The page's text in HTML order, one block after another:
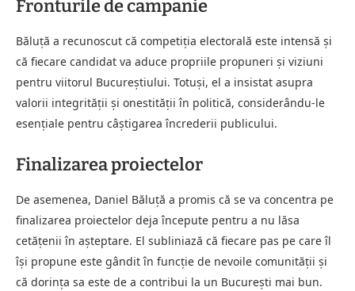
Fronturile de campanie
Băluță a recunoscut că competiția electorală este intensă și
că fiecare candidat va aduce propriile propuneri și viziuni
pentru viitorul Bucureștiului. Totuși, el a insistat asupra
valorii integrității și onestității în politică, considerându-le
esențiale pentru câștigarea încrederii publicului.
Finalizarea proiectelor
De asemenea, Daniel Băluță a promis că se va concentra pe
finalizarea proiectelor deja începute pentru a nu lăsa
cetățenii în așteptare. El subliniază că fiecare pas pe care îl
își propune este gândit în funcție de nevoile comunității și
că dorința sa este de a contribui la un București mai bun.